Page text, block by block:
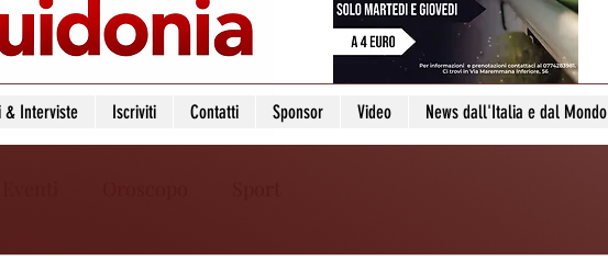
& Interviste Iscriviti Contatti Sponsor Video News dall'Italia e dal Mondo